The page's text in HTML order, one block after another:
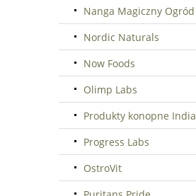
Nanga Magiczny Ogród
Nordic Naturals
Now Foods
Olimp Labs
Produkty konopne India
Progress Labs
OstroVit